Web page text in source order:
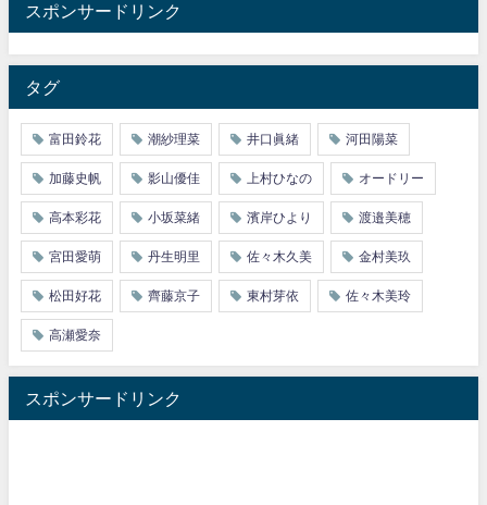
スポンサードリンク
タグ
富田鈴花 潮紗理菜 井口眞緒 河田陽菜
加藤史帆 影山優佳 上村ひなの オードリー
高本彩花 小坂菜緒 濱岸ひより 渡邉美穂
宮田愛萌 丹生明里 佐々木久美 金村美玖
松田好花 齊藤京子 東村芽依 佐々木美玲
高瀬愛奈
スポンサードリンク